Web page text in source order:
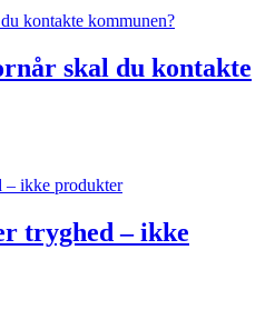
skal du kontakte
tryghed – ikke